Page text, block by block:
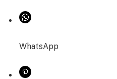
WhatsApp